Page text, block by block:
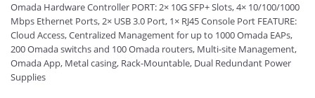
Omada Hardware Controller PORT: 2× 10G SFP+ Slots, 4× 10/100/1000
Mbps Ethernet Ports, 2× USB 3.0 Port, 1× RJ45 Console Port FEATURE:
Cloud Access, Centralized Management for up to 1000 Omada EAPs,
200 Omada switchs and 100 Omada routers, Multi-site Management,
Omada App, Metal casing, Rack-Mountable, Dual Redundant Power
Supplies